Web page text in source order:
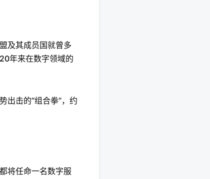
及其成员国就曾多
年来在数字领域的
击的“组合拳”，约
将任命一名数字服